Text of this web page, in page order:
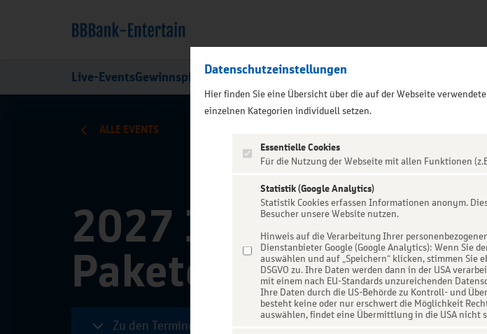
Live-EventsGewinnspieleÜber uns
ALLE EVENTS
2027 IHF WM -
Pakete
Zu den Terminen
Datenschutzeinstellungen
Hier finden Sie eine Übersicht über die auf der Webseite
einzelnen Kategorien individuell setzen.
Essentielle Cookies
Für die Nutzung der Webseite mit allen Funktionen
Statistik (Google Analytics)
Statistik Cookies erfassen Informationen anonym.
Besucher unsere Website nutzen.
Hinweis auf die Verarbeitung Ihrer
Dienstanbieter Google (Google Analytics): Wenn Sie
auswählen und auf „Speichern“ klicken, stimmen Sie
DSGVO zu. Ihre Daten werden dann in der USA
mit einem nach EU-Standards unzureichenden
Ihre Daten durch die US-Behörde zu Kontroll- und
besteht keine oder nur erschwert die Möglichkeit
auswählen, findet eine Übermittlung in die USA nicht